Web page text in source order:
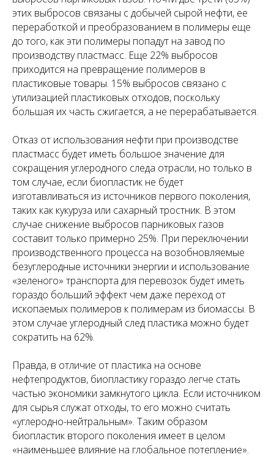
этих выбросов связаны с добычей сырой нефти, ее
переработкой и преобразованием в полимеры еще
до того, как эти полимеры попадут на завод по
производству пластмасс. Еще 22% выбросов
приходится на превращение полимеров в
пластиковые товары. 15% выбросов связано с
утилизацией пластиковых отходов, поскольку
большая их часть сжигается, а не перерабатывается.
Отказ от использования нефти при производстве
пластмасс будет иметь большое значение для
сокращения углеродного следа отрасли, но только в
том случае, если биопластик не будет
изготавливаться из источников первого поколения,
таких как кукуруза или сахарный тростник. В этом
случае снижение выбросов парниковых газов
составит только примерно 25%. При переключении
производственного процесса на возобновляемые
безуглеродные источники энергии и использование
«зеленого» транспорта для перевозок будет иметь
гораздо больший эффект чем даже переход от
ископаемых полимеров к полимерам из биомассы. В
этом случае углеродный след пластика можно будет
сократить на 62%.
Правда, в отличие от пластика на основе
нефтепродуктов, биопластику гораздо легче стать
частью экономики замкнутого цикла. Если источником
для сырья служат отходы, то его можно считать
«углеродно-нейтральным». Таким образом
биопластик второго поколения имеет в целом
«наименьшее влияние на глобальное потепление».